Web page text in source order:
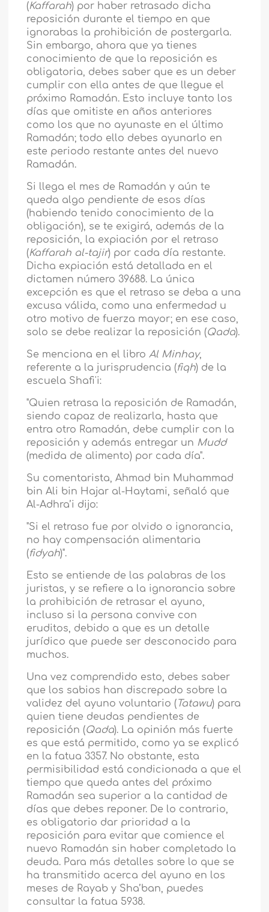
(Kaffarah) por haber retrasado dicha
reposición durante el tiempo en que
ignorabas la prohibición de postergarla.
Sin embargo, ahora que ya tienes
conocimiento de que la reposición es
obligatoria, debes saber que es un deber
cumplir con ella antes de que llegue el
próximo Ramadán. Esto incluye tanto los
días que omitiste en años anteriores
como los que no ayunaste en el último
Ramadán; todo ello debes ayunarlo en
este periodo restante antes del nuevo
Ramadán.
Si llega el mes de Ramadán y aún te
queda algo pendiente de esos días
(habiendo tenido conocimiento de la
obligación), se te exigirá, además de la
reposición, la expiación por el retraso
(Kaffarah al-tajir) por cada día restante.
Dicha expiación está detallada en el
dictamen número 39688. La única
excepción es que el retraso se deba a una
excusa válida, como una enfermedad u
otro motivo de fuerza mayor; en ese caso,
solo se debe realizar la reposición (Qada).
Se menciona en el libroAl Minhay,
referente a la jurisprudencia (fiqh) de la
escuela Shafi'i:
"Quien retrasa la reposición de Ramadán,
siendo capaz de realizarla, hasta que
entra otro Ramadán, debe cumplir con la
reposición y además entregar un Mudd
(medida de alimento) por cada día".
Su comentarista, Ahmad bin Muhammad
bin Ali bin Hajar al-Haytami, señaló que
Al-Adhra’i dijo:
"Si el retraso fue por olvido o ignorancia,
no hay compensación alimentaria
(fidyah)".
Esto se entiende de las palabras de los
juristas, y se refiere a la ignorancia sobre
la prohibición de retrasar el ayuno,
incluso si la persona convive con
eruditos, debido a que es un detalle
jurídico que puede ser desconocido para
muchos.
Una vez comprendido esto, debes saber
que los sabios han discrepado sobre la
validez del ayuno voluntario (Tatawu) para
quien tiene deudas pendientes de
reposición (Qada). La opinión más fuerte
es que está permitido, como ya se explicó
en la fatua 3357. No obstante, esta
permisibilidad está condicionada a que el
tiempo que queda antes del próximo
Ramadán sea superior a la cantidad de
días que debes reponer. De lo contrario,
es obligatorio dar prioridad a la
reposición para evitar que comience el
nuevo Ramadán sin haber completado la
deuda. Para más detalles sobre lo que se
ha transmitido acerca del ayuno en los
meses de Rayab y Sha’ban, puedes
consultar la fatua 5938.